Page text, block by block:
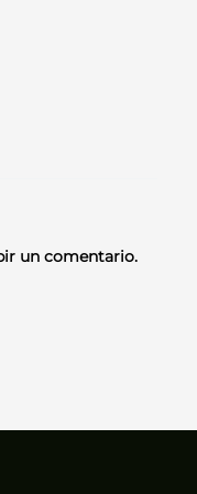
un comentario.